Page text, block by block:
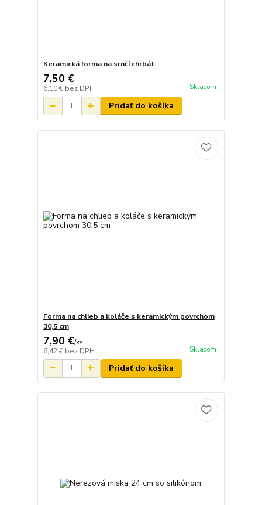
Keramická forma na srnčí chrbát
7,50 €
6,10 € bez DPH Skladom
Pridať do košíka
Forma na chlieb a koláče s keramickým povrchom
30,5 cm
7,90 €/ks
6,42 € bez DPH Skladom
Pridať do košíka